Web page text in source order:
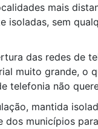
mais
isoladas, sem
das redes de
muito grande, o
telefonia não
mantida
municípios